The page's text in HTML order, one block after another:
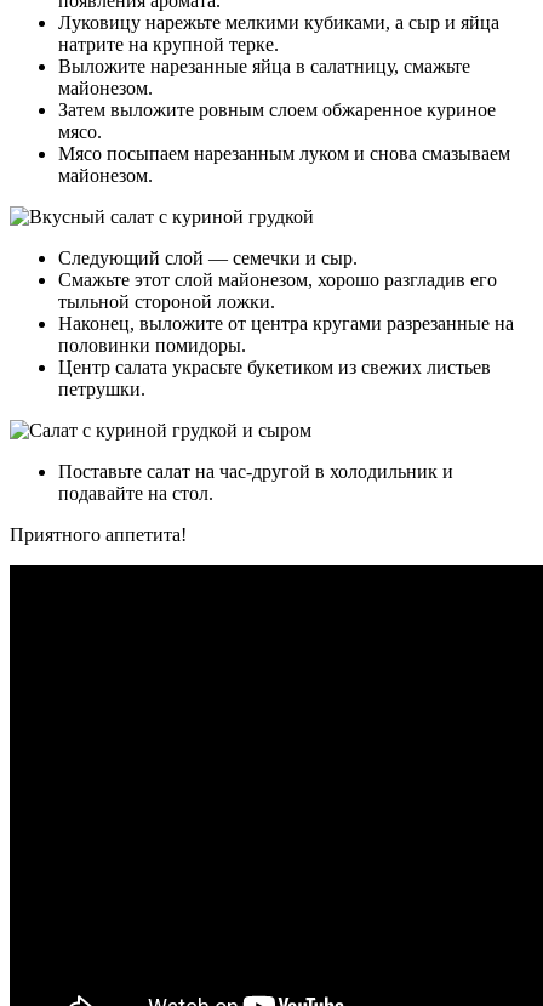
Луковицу нарежьте мелкими кубиками, а сыр и яйца
натрите на крупной терке.
Выложите нарезанные яйца в салатницу, смажьте
майонезом.
Затем выложите ровным слоем обжаренное куриное
мясо.
Мясо посыпаем нарезанным луком и снова смазываем
майонезом.
Следующий слой — семечки и сыр.
Смажьте этот слой майонезом, хорошо разгладив его
тыльной стороной ложки.
Наконец, выложите от центра кругами разрезанные на
половинки помидоры.
Центр салата украсьте букетиком из свежих листьев
петрушки.
Поставьте салат на час-другой в холодильник и
подавайте на стол.
Приятного аппетита!